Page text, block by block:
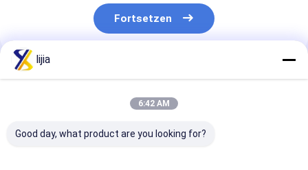
Fortsetzen
Empfohlene Produkte
lijia
6:42 AM
Good day, what product are you looking for?